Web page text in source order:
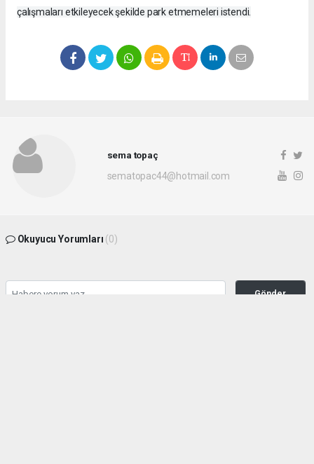
çalışmaları etkileyecek şekilde park etmemeleri istendi.
sema topaç
sematopac44@hotmail.com
Okuyucu Yorumları (0)
Gönder